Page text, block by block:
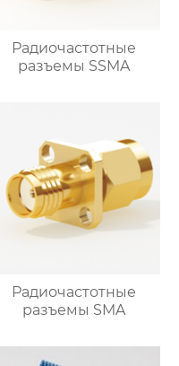
Радиочастотные
разъемы SSMA
Радиочастотные
разъемы SMA